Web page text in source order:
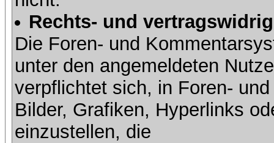
Rechts- und
Die Foren- und
unter den angemeldeten
verpflichtet sich, in Foren-
Bilder, Grafiken, Hyperlinks
einzustellen, die